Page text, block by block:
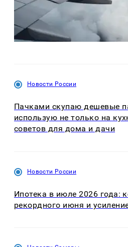
Новости России
Пачками скупаю дешевые
использую не только на
советов для дома и дачи
Новости России
Ипотека в июле 2026 года:
рекордного июня и